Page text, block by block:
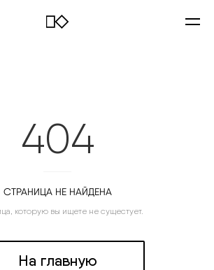
404
СТРАНИЦА НЕ НАЙДЕНА
которую вы ищете не сущестует.
На главную